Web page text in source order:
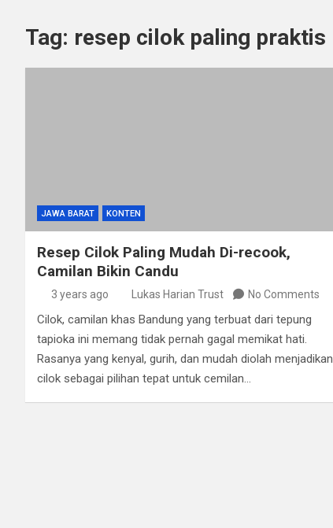
Tag: resep cilok paling praktis
JAWA BARAT KONTEN
Resep Cilok Paling Mudah Di-recook,
Camilan Bikin Candu
3 years ago Lukas Harian Trust No Comments
Cilok, camilan khas Bandung yang terbuat dari tepung
tapioka ini memang tidak pernah gagal memikat hati.
Rasanya yang kenyal, gurih, dan mudah diolah menjadikan
cilok sebagai pilihan tepat untuk cemilan…